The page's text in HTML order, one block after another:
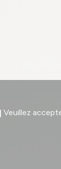
Veuillez